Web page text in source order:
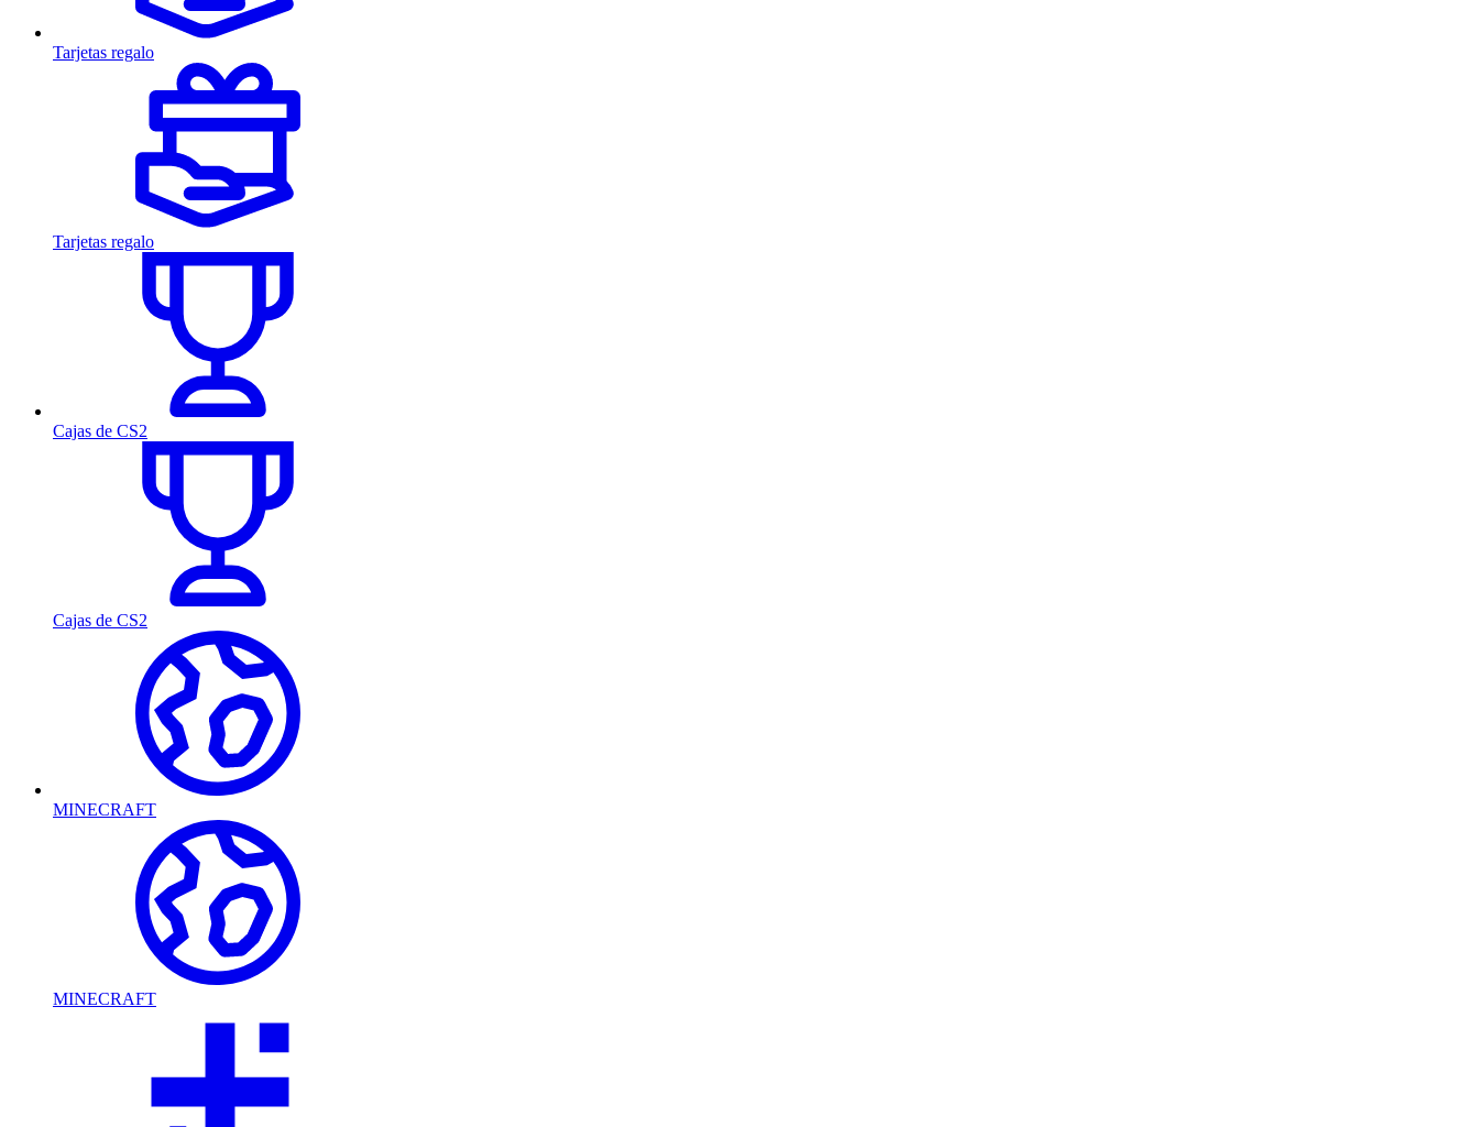
Tarjetas regalo
Tarjetas regalo
Cajas de CS2
Cajas de CS2
MINECRAFT
MINECRAFT